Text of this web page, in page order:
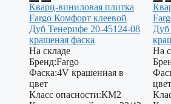
Кварц-виниловая плитка
Fargo Комфорт клеевой
Дуб Тенерифе 20-45124-08
крашеная фаска
На складе
Бренд:Fargo
Фаска:4V крашенная в
цвет
Класс опасности:КМ2
Дуб
На
цвет